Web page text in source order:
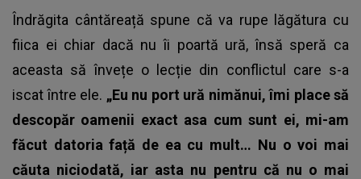
Îndrăgita cântăreață spune că va rupe lăgătura cu
fiica ei chiar dacă nu îi poartă ură, însă speră ca
aceasta să învețe o lecție din conflictul care s-a
iscat între ele. „Eu nu port ură nimănui, îmi place să
descopăr oamenii exact asa cum sunt ei, mi-am
făcut datoria față de ea cu mult… Nu o voi mai
căuta niciodată, iar asta nu pentru că nu o mai